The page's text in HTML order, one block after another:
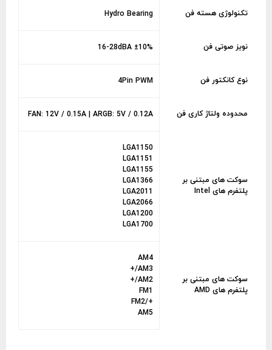
تکنولوژی هسته فن Hydro Bearing
نویز صوتی فن 16-28dBA ±10%
نوع کانکتور فن 4Pin PWM
محدوده ولتاژ کاری فن FAN: 12V / 0.15A | ARGB: 5V / 0.12A
سوکت های مبتنی بر
پلتفرم های Intel
LGA1150
LGA1151
LGA1155
LGA1366
LGA2011
LGA2066
LGA1200
LGA1700
سوکت های مبتنی بر
پلتفرم های AMD
AM4
AM3/+
AM2/+
FM1
+/FM2
AM5